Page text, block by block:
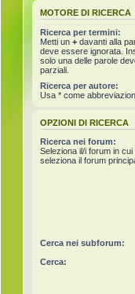
MOTORE DI RICERCA
Ricerca per termini:
Metti un + davanti alla
deve essere ignorata.
solo una delle parole
parziali.
Ricerca per autore:
Usa * come
OPZIONI DI RICERCA
Ricerca nei forum:
Seleziona il/i forum in
seleziona il forum
Cerca nei subforum:
Cerca: